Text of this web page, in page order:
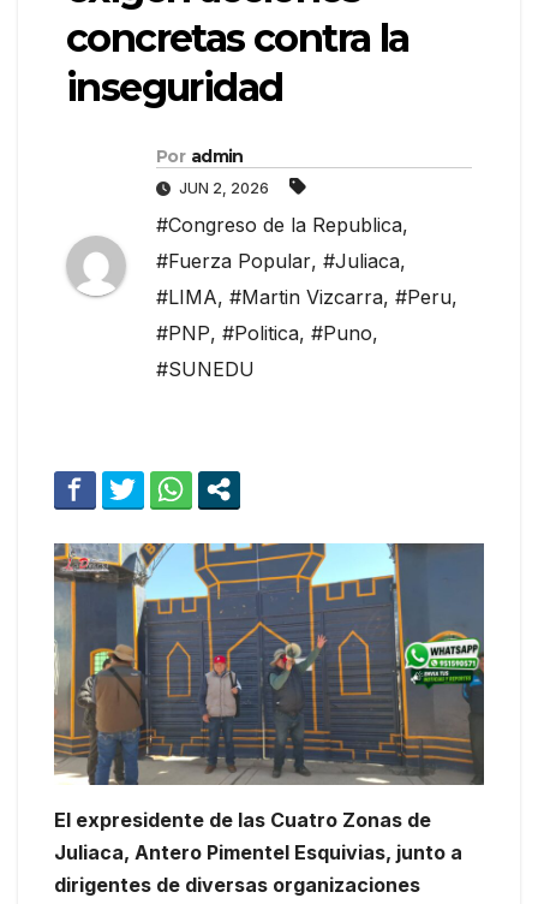
concretas contra la
inseguridad
Por admin
JUN 2, 2026
#Congreso de la Republica,
#Fuerza Popular, #Juliaca,
#LIMA, #Martin Vizcarra, #Peru,
#PNP, #Politica, #Puno,
#SUNEDU
El expresidente de las Cuatro Zonas de
Juliaca, Antero Pimentel Esquivias, junto a
dirigentes de diversas organizaciones